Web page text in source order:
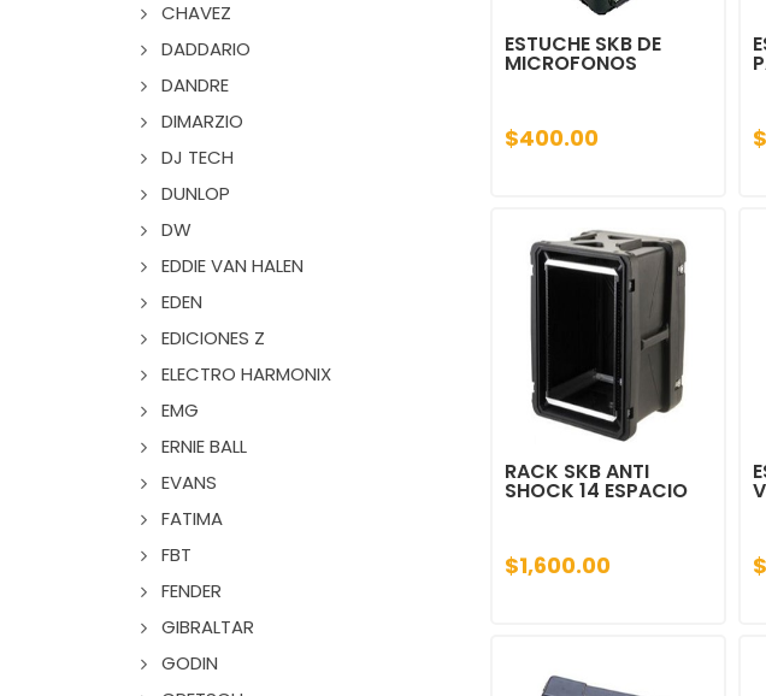
CHAVEZ
DADDARIO
DANDRE
DIMARZIO
DJ TECH
DUNLOP
DW
EDDIE VAN HALEN
EDEN
EDICIONES Z
ELECTRO HARMONIX
EMG
ERNIE BALL
EVANS
FATIMA
FBT
FENDER
GIBRALTAR
GODIN
ESTUCHE SKB DE
MICROFONOS
$400.00
RACK SKB ANTI
SHOCK 14 ESPACIO
$1,600.00